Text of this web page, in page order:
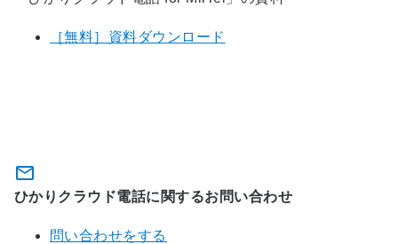
［無料］資料ダウンロード
ひかりクラウド電話に関するお問い合わせ
問い合わせをする